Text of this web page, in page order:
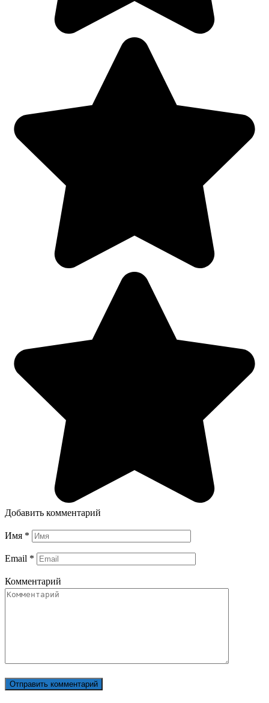
Добавить комментарий
Имя *
Email *
Комментарий